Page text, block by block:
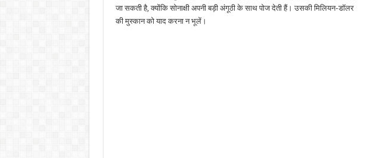
जा सकती है, क्योंकि सोनाक्षी अपनी बड़ी अंगूठी के साथ पोज देती हैं। उसकी मिलियन-डॉलर
की मुस्कान को याद करना न भूलें।